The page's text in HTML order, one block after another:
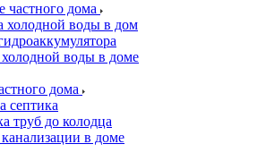
частного дома
холодной воды в дом
холодной воды в доме
дома
септика
труб до колодца
канализации в доме